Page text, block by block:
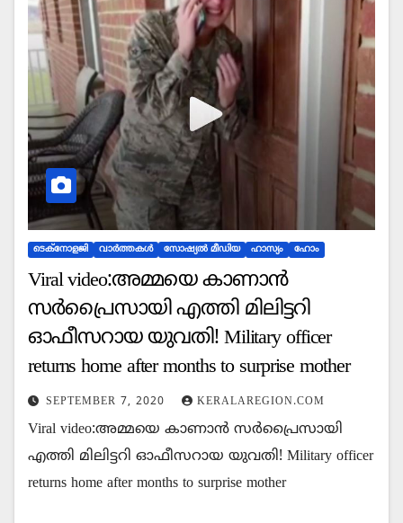
ടെക്‌നോളജി വാർത്തകൾ സോഷ്യല്‍ മീഡിയ ഹാസ്യം ഹോം
Viral video:അമ്മയെ കാണാൻ
സർപ്രൈസായി എത്തി മിലിട്ടറി
ഓഫീസറായ യുവതി! Military officer
returns home after months to surprise mother
SEPTEMBER 7, 2020 KERALAREGION.COM
Viral video:അമ്മയെ കാണാൻ സർപ്രൈസായി
എത്തി മിലിട്ടറി ഓഫീസറായ യുവതി! Military officer
returns home after months to surprise mother